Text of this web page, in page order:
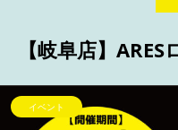
【岐阜店】
イベント